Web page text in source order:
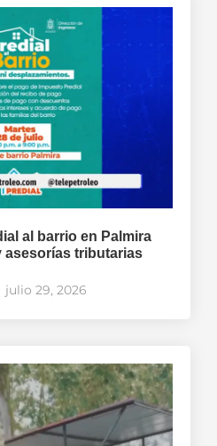
al barrio en Palmira
asesorías tributarias
julio 29, 2026